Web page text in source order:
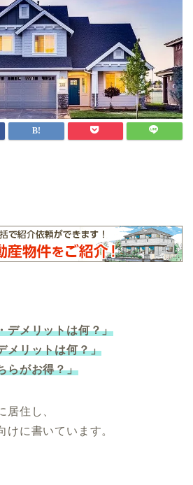
デメリットは何？」
メリットは何？」
らがお得？」
居住し、
けに書いています。